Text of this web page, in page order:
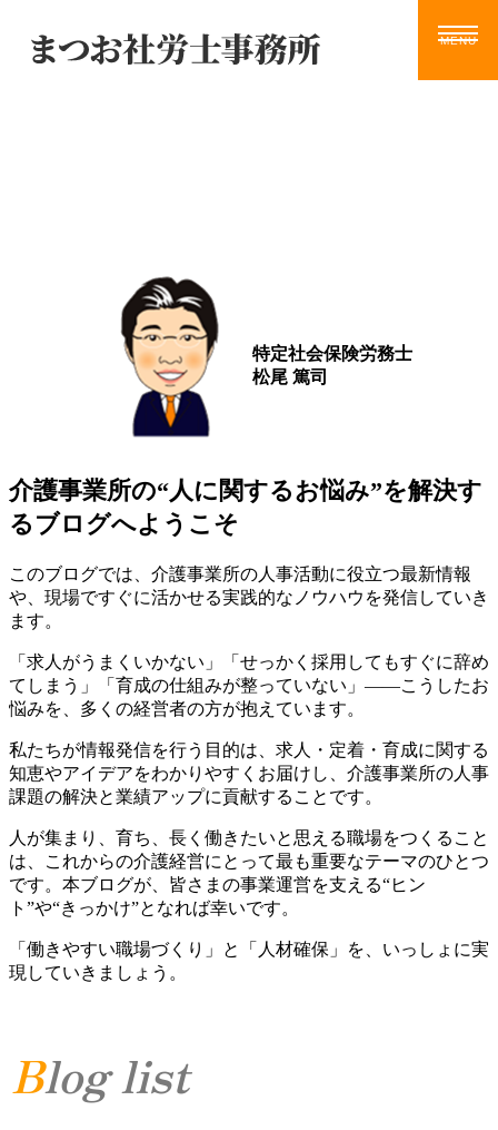
特定社会保険労務士
松尾 篤司
介護事業所の“人に関するお悩み”を解決す
るブログへようこそ
このブログでは、介護事業所の人事活動に役立つ最新情報
や、現場ですぐに活かせる実践的なノウハウを発信していき
ます。
「求人がうまくいかない」「せっかく採用してもすぐに辞め
てしまう」「育成の仕組みが整っていない」――こうしたお
悩みを、多くの経営者の方が抱えています。
私たちが情報発信を行う目的は、求人・定着・育成に関する
知恵やアイデアをわかりやすくお届けし、介護事業所の人事
課題の解決と業績アップに貢献することです。
人が集まり、育ち、長く働きたいと思える職場をつくること
は、これからの介護経営にとって最も重要なテーマのひとつ
です。本ブログが、皆さまの事業運営を支える“ヒン
ト”や“きっかけ”となれば幸いです。
「働きやすい職場づくり」と「人材確保」を、いっしょに実
現していきましょう。
Blog list